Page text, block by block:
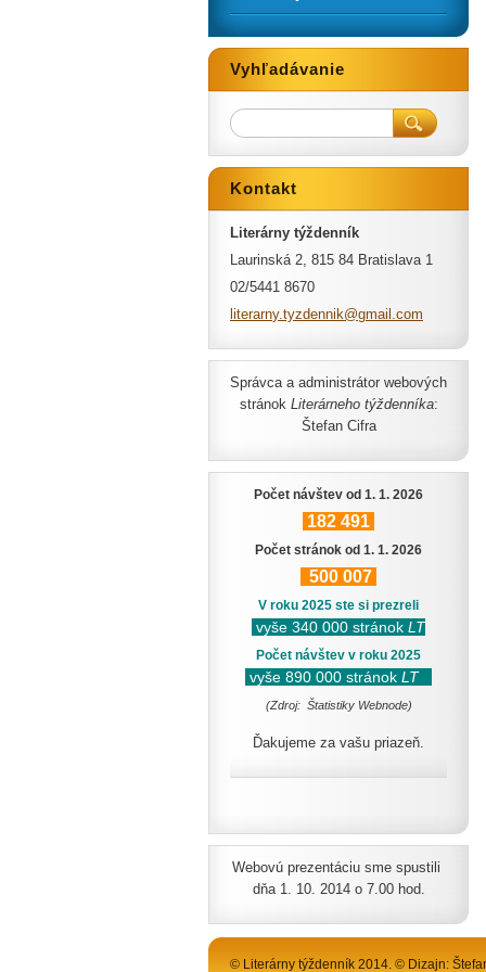
Vyhľadávanie
Kontakt
Literárny týždenník
Laurinská 2, 815 84 Bratislava 1
02/5441 8670
literarny.tyzdennik@gmai l.com
Správca a administrátor webových
stránok Literárneho týždenníka:
Štefan Cifra
Počet návštev od 1. 1. 2026
182 491
Počet stránok od 1. 1. 2026
500 007
V roku 2025 ste si prezreli
vyše 340 000 stránok LT
Počet návštev v roku 2025
vyše 890 000 stránok LT
(Zdroj: Štatistiky Webnode)
Ďakujeme za vašu priazeň.
Webovú prezentáciu sme spustili
dňa 1. 10. 2014 o 7.00 hod.
© Literárny týždenník 2014. © Dizajn: